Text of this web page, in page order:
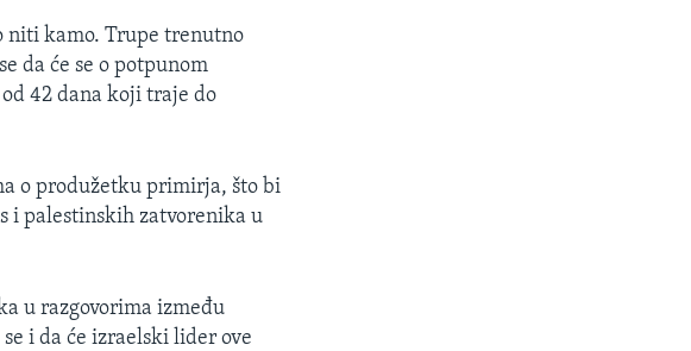
niti kamo. Trupe trenutno
da će se o potpunom
42 dana koji traje do
o produžetku primirja, što bi
i palestinskih zatvorenika u
u razgovorima između
i da će izraelski lider ove